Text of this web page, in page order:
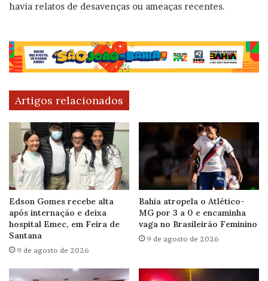
havia relatos de desavenças ou ameaças recentes.
Artigos relacionados
Edson Gomes recebe alta
após internação e deixa
hospital Emec, em Feira de
Santana
9 de agosto de 2026
Bahia atropela o Atlético-
MG por 3 a 0 e encaminha
vaga no Brasileirão Feminino
9 de agosto de 2026